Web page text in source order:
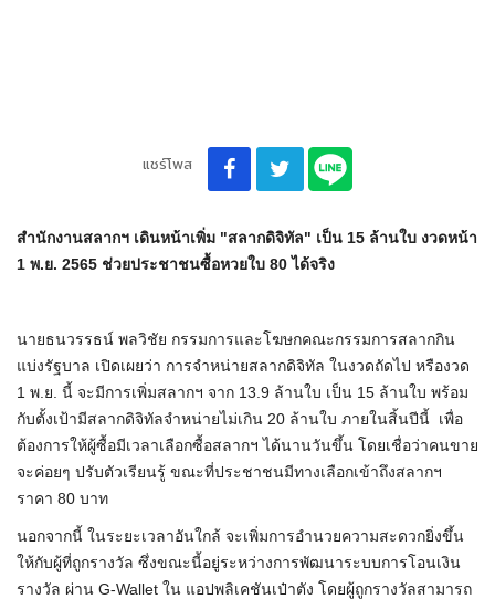
แชร์โพส
สำนักงานสลากฯ เดินหน้าเพิ่ม "สลากดิจิทัล" เป็น 15 ล้านใบ งวดหน้า
1 พ.ย. 2565 ช่วยประชาชนซื้อหวยใบ 80 ได้จริง
นายธนวรรธน์ พลวิชัย กรรมการและโฆษกคณะกรรมการสลากกิน
แบ่งรัฐบาล เปิดเผยว่า การจำหน่ายสลากดิจิทัล ในงวดถัดไป หรืองวด
1 พ.ย. นี้ จะมีการเพิ่มสลากฯ จาก 13.9 ล้านใบ เป็น 15 ล้านใบ พร้อม
กับตั้งเป้ามีสลากดิจิทัลจำหน่ายไม่เกิน 20 ล้านใบ ภายในสิ้นปีนี้ เพื่อ
ต้องการให้ผู้ซื้อมีเวลาเลือกซื้อสลากฯ ได้นานวันขึ้น โดยเชื่อว่าคนขาย
จะค่อยๆ ปรับตัวเรียนรู้ ขณะที่ประชาชนมีทางเลือกเข้าถึงสลากฯ
ราคา 80 บาท
นอกจากนี้ ในระยะเวลาอันใกล้ จะเพิ่มการอำนวยความสะดวกยิ่งขึ้น
ให้กับผู้ที่ถูกรางวัล ซึ่งขณะนี้อยู่ระหว่างการพัฒนาระบบการโอนเงิน
รางวัล ผ่าน G-Wallet ใน แอปพลิเคชันเป๋าตัง โดยผู้ถูกรางวัลสามารถ